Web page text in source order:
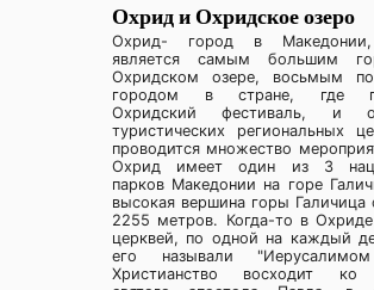
Охрид и Охридское озеро
Охрид- город в
является самым большим
Охридском озере, восьмым
городом в стране, где
Охридский фестиваль, и
туристических региональных
проводится множество
Охрид имеет один из 3
парков Македонии на горе
высокая вершина горы Галичица
2255 метров. Когда-то в
церквей, по одной на каждый
его называли
Христианство восходит ко